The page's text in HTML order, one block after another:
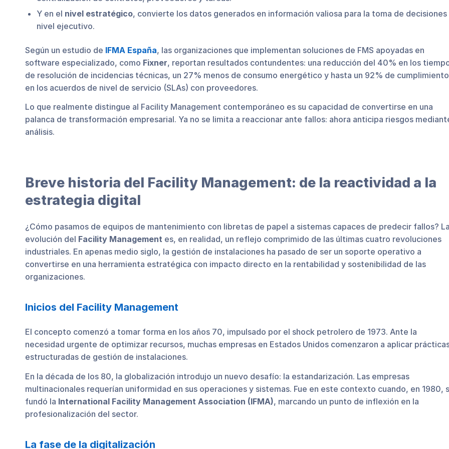
Y en el nivel estratégico, convierte los datos generados en información valiosa para la toma de decisiones
nivel ejecutivo.
Según un estudio de IFMA España, las organizaciones que implementan soluciones de FMS apoyadas en
software especializado, como Fixner, reportan resultados contundentes: una reducción del 40% en los
de resolución de incidencias técnicas, un 27% menos de consumo energético y hasta un 92% de cumplimiento
en los acuerdos de nivel de servicio (SLAs) con proveedores.
Lo que realmente distingue al Facility Management contemporáneo es su capacidad de convertirse en una
palanca de transformación empresarial. Ya no se limita a reaccionar ante fallos: ahora anticipa riesgos
análisis.
Breve historia del Facility Management: de la reactividad a la
estrategia digital
¿Cómo pasamos de equipos de mantenimiento con libretas de papel a sistemas capaces de predecir fallos? La
evolución del Facility Management es, en realidad, un reflejo comprimido de las últimas cuatro revoluciones
industriales. En apenas medio siglo, la gestión de instalaciones ha pasado de ser un soporte operativo a
convertirse en una herramienta estratégica con impacto directo en la rentabilidad y sostenibilidad de las
organizaciones.
Inicios del Facility Management
El concepto comenzó a tomar forma en los años 70, impulsado por el shock petrolero de 1973. Ante la
necesidad urgente de optimizar recursos, muchas empresas en Estados Unidos comenzaron a aplicar
estructuradas de gestión de instalaciones.
En la década de los 80, la globalización introdujo un nuevo desafío: la estandarización. Las empresas
multinacionales requerían uniformidad en sus operaciones y sistemas. Fue en este contexto cuando, en 1980,
fundó la International Facility Management Association (IFMA), marcando un punto de inflexión en la
profesionalización del sector.
La fase de la digitalización